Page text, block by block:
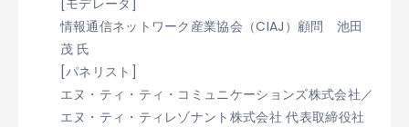
[モデレータ]
情報通信ネットワーク産業協会（CIAJ）顧問 池田
茂 氏
[パネリスト]
エヌ・ティ・ティ・コミュニケーションズ株式会社／
エヌ・ティ・ティレゾナント株式会社 代表取締役社